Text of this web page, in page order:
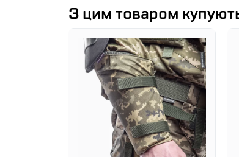
Високоякісні Матеріали:
Виготовлений із НВМПЕ в чохлі з
сіткою для максимального
Технічні характеристики:
Клас захисту:1 (ДСТУ 8782:2018)
Захист від:9×18 мм (ПМ), 9×19
Матеріал:СВМПЕ
З цим товаром